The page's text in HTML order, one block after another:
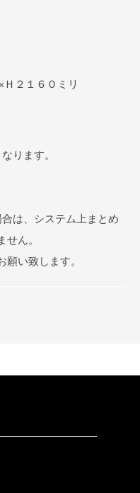
２１６０ミリ
ります。
は、システム上まとめ
ん。
い致します。